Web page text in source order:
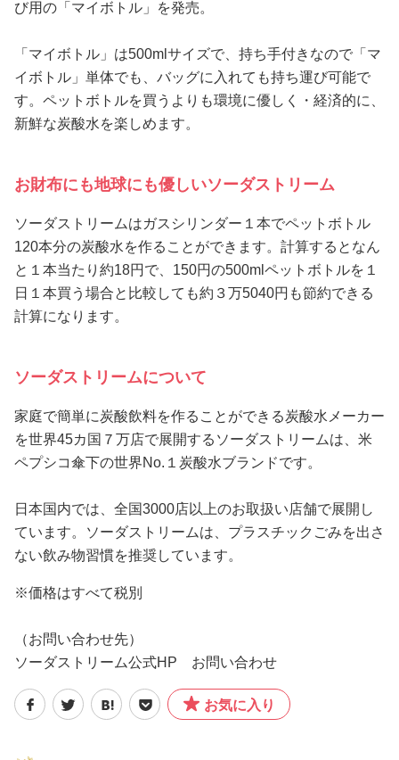
び用の「マイボトル」を発売。
「マイボトル」は500mlサイズで、持ち手付きなので「マ
イボトル」単体でも、バッグに入れても持ち運び可能で
す。ペットボトルを買うよりも環境に優しく・経済的に、
新鮮な炭酸水を楽しめます。
お財布にも地球にも優しいソーダストリーム
ソーダストリームはガスシリンダー１本でペットボトル
120本分の炭酸水を作ることができます。計算するとなん
と１本当たり約18円で、150円の500mlペットボトルを１
日１本買う場合と比較しても約３万5040円も節約できる
計算になります。
ソーダストリームについて
家庭で簡単に炭酸飲料を作ることができる炭酸水メーカー
を世界45カ国７万店で展開するソーダストリームは、米
ペプシコ傘下の世界No.１炭酸水ブランドです。
日本国内では、全国3000店以上のお取扱い店舗で展開し
ています。ソーダストリームは、プラスチックごみを出さ
ない飲み物習慣を推奨しています。
※価格はすべて税別
（お問い合わせ先）
ソーダストリーム公式HP お問い合わせ
お気に入り